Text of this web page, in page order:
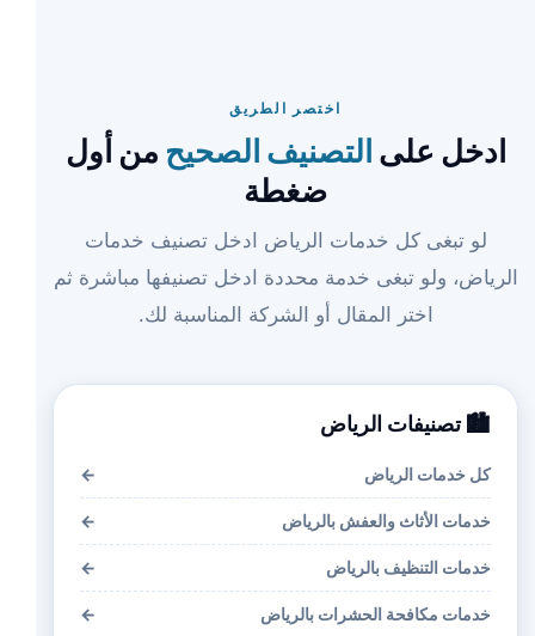
اختصر الطريق
ادخل على التصنيف الصحيح من أول
ضغطة
لو تبغى كل خدمات الرياض ادخل تصنيف خدمات
الرياض، ولو تبغى خدمة محددة ادخل تصنيفها مباشرة ثم
اختر المقال أو الشركة المناسبة لك.
🏙️ تصنيفات الرياض
كل خدمات الرياض ←
خدمات الأثاث والعفش بالرياض ←
خدمات التنظيف بالرياض ←
خدمات مكافحة الحشرات بالرياض ←